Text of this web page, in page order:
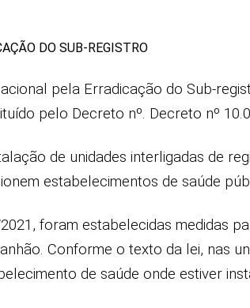
DO SUB-REGISTRO
pela Erradicação do Sub-
pelo Decreto nº. Decreto nº
de unidades interligadas de
estabelecimentos de saúde
foram estabelecidas medidas
Conforme o texto da lei, nas
de saúde onde estiver